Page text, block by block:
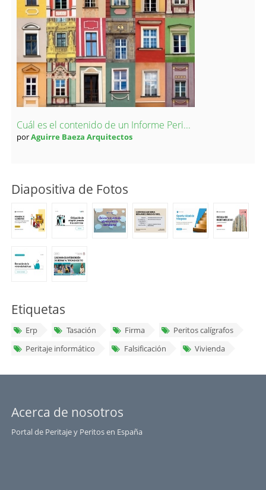
Cuál es el contenido de un Informe Peri...
porAguirre Baeza Arquitectos
Diapositiva de Fotos
Etiquetas
Erp Tasación Firma
Peritos calígrafos
Peritaje informático
Falsificación Vivienda
Acerca de nosotros
Portal de Peritaje y Peritos en España